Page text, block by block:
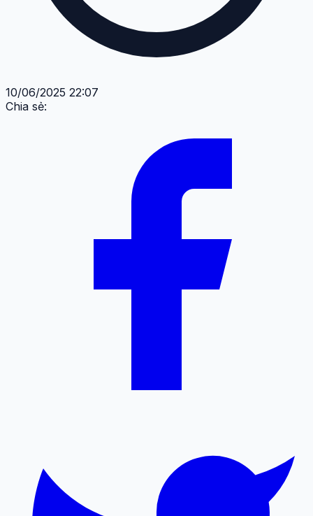
10/06/2025 22:07
Chia sẻ: